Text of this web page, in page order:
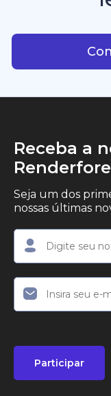
marketing que
vídeo
forma simples.
Receba a
Seja um dos
nossas últimas
Participar